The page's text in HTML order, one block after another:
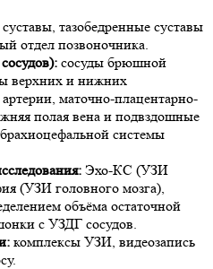
суставы, тазобедренные суставы
отдел позвоночника.
сосуды брюшной
верхних и нижних
маточно-плацентарно-
полая вена и подвздошные
системы
Эхо-КС (УЗИ
(УЗИ головного мозга),
объёма остаточной
с УЗДГ сосудов.
комплексы УЗИ, видеозапись